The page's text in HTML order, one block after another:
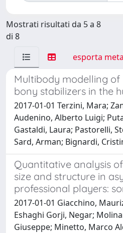
Mostrati risultati da 5 a 8
di 8
esporta
Multibody modelling
bony stabilizers in the
2017-01-01 Terzini, Mara;
Audenino, Alberto Luigi;
Gastaldi, Laura; Pastorelli,
Sard, Arman; Bignardi,
Quantitative analysis
size and structure in
professional players:
2017-01-01 Giacchino,
Eshaghi Gorji, Negar;
Giuseppe; Minetto, Marco